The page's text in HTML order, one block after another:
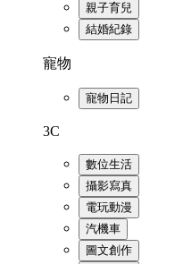
親子育兒
結婚紀錄
寵物
寵物日記
3C
數位生活
攝影寫真
電玩動漫
汽機車
圖文創作